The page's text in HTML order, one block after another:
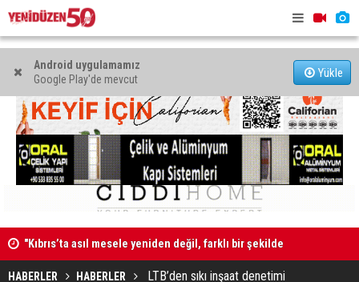
Android uygulamamız
Google Play'de mevcut
Yükle
"Kıbrıs’ta asıl mesele yeniden değil, farklı bir şekilde
müzakere etmek"
HABERLER HABERLER LTB’den sıkı inşaat denetimi